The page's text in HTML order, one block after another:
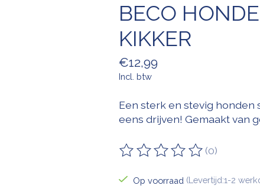
BECO
KIKKER
€12,99
Incl. btw
Een sterk en stevig honden
eens drijven! Gemaakt van
De beoordeling van dit
(0)
Op voorraad (Levertijd:1-2